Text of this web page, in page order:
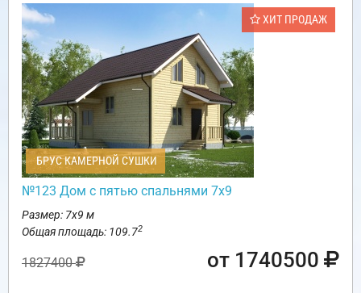
ХИТ ПРОДАЖ
БРУС КАМЕРНОЙ СУШКИ
№123 Дом с пятью спальнями 7х9
Размер: 7х9 м
Общая площадь: 109.72
1827400 от 1740500